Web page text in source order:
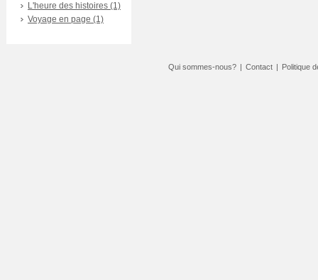
L'heure des histoires (1)
Voyage en page (1)
Qui sommes-nous? | Contact | Politique